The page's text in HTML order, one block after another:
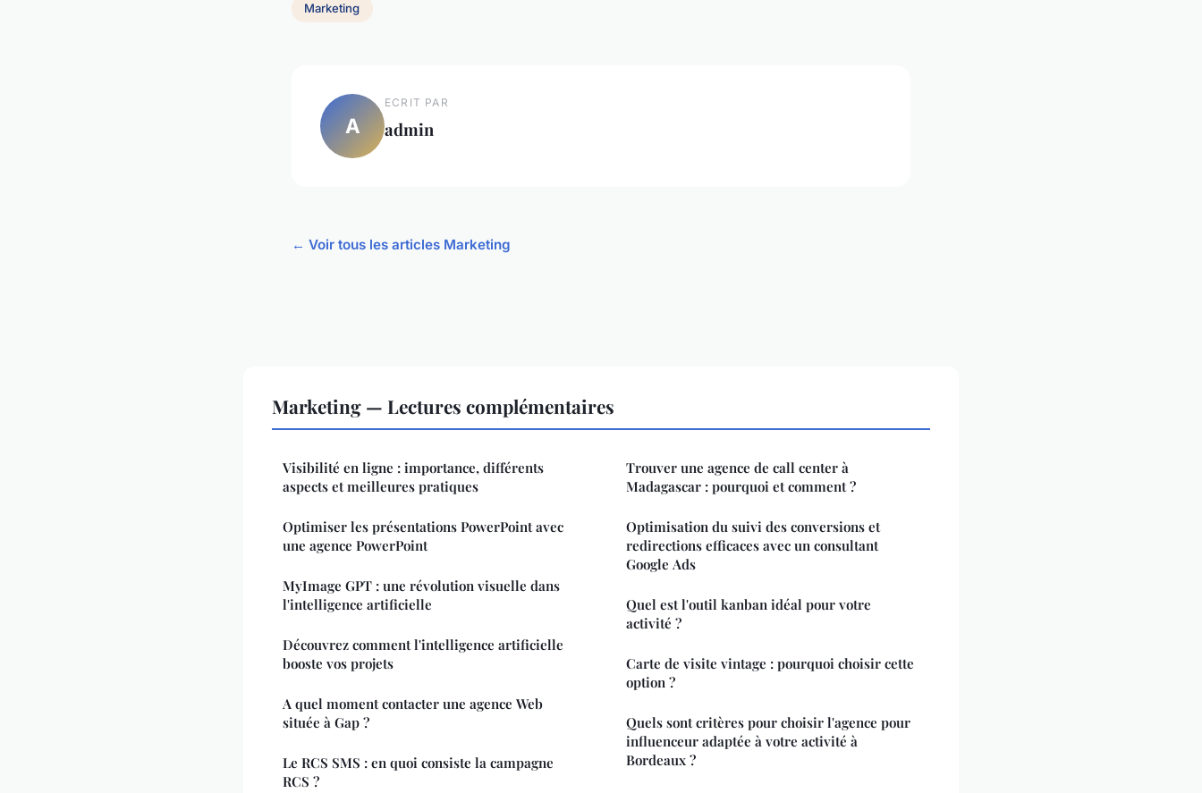
Marketing
A
ECRIT PAR
admin
← Voir tous les articles Marketing
Marketing — Lectures complémentaires
Visibilité en ligne : importance, différents
aspects et meilleures pratiques
Optimiser les présentations PowerPoint avec
une agence PowerPoint
MyImage GPT : une révolution visuelle dans
l'intelligence artificielle
Découvrez comment l'intelligence artificielle
booste vos projets
A quel moment contacter une agence Web
située à Gap ?
Le RCS SMS : en quoi consiste la campagne
RCS ?
Trouver une agence de call center à
Madagascar : pourquoi et comment ?
Optimisation du suivi des conversions et
redirections efficaces avec un consultant
Google Ads
Quel est l'outil kanban idéal pour votre
activité ?
Carte de visite vintage : pourquoi choisir cette
option ?
Quels sont critères pour choisir l'agence pour
influenceur adaptée à votre activité à
Bordeaux ?